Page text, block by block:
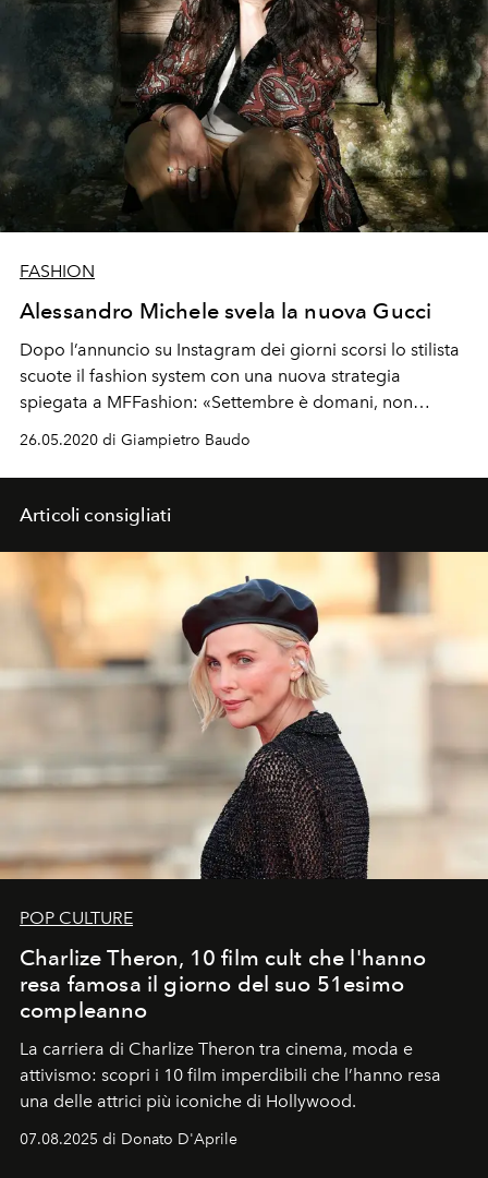
FASHION
Alessandro Michele svela la nuova Gucci
Dopo l’annuncio su Instagram dei giorni scorsi lo stilista
scuote il fashion system con una nuova strategia
spiegata a MFFashion: «Settembre è domani, non
complessivo: due presentazioni l’anno, niente collezioni
satellite, una sezione gender fluid per l’on-line e più
permanenza nei negozi
26.05.2020 di Giampietro Baudo
Articoli consigliati
POP CULTURE
Charlize Theron, 10 film cult che l'hanno
resa famosa il giorno del suo 51esimo
compleanno
La carriera di Charlize Theron tra cinema, moda e
attivismo: scopri i 10 film imperdibili che l’hanno resa
una delle attrici più iconiche di Hollywood.
07.08.2025 di Donato D'Aprile